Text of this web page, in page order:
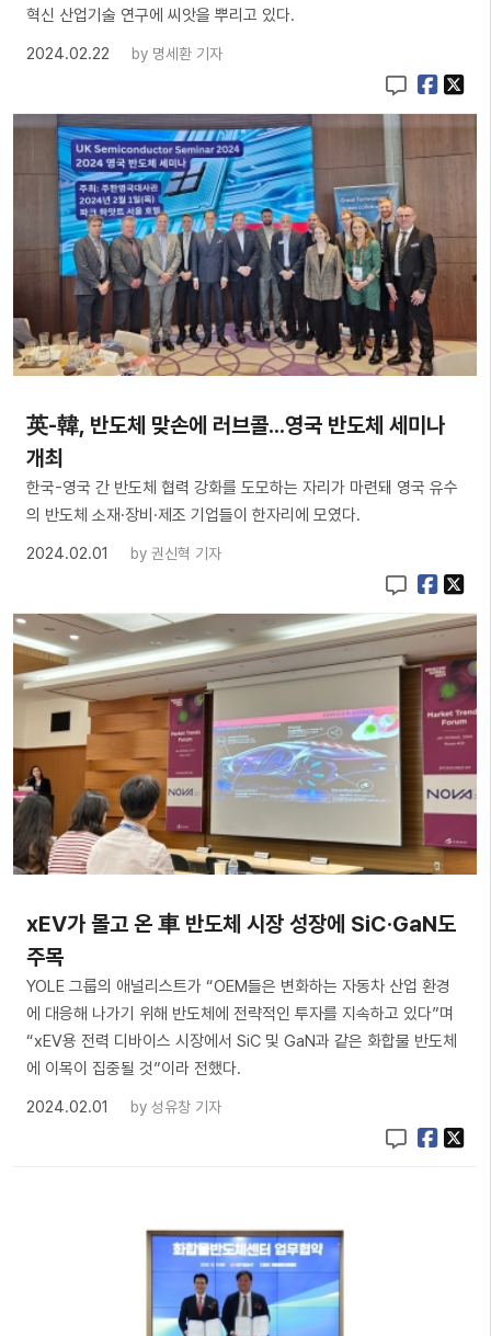
혁신 산업기술 연구에 씨앗을 뿌리고 있다.
2024.02.22
by 명세환 기자
英-韓, 반도체 맞손에 러브콜...영국 반도체 세미나
개최
한국-영국 간 반도체 협력 강화를 도모하는 자리가 마련돼 영국 유수
의 반도체 소재·장비·제조 기업들이 한자리에 모였다.
2024.02.01
by 권신혁 기자
xEV가 몰고 온 車 반도체 시장 성장에 SiC·GaN도
주목
YOLE 그룹의 애널리스트가 “OEM들은 변화하는 자동차 산업 환경
에 대응해 나가기 위해 반도체에 전략적인 투자를 지속하고 있다”며
“xEV용 전력 디바이스 시장에서 SiC 및 GaN과 같은 화합물 반도체
에 이목이 집중될 것”이라 전했다.
2024.02.01
by 성유창 기자